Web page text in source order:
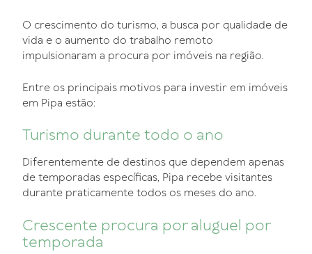
O crescimento do turismo, a busca por qualidade de
vida e o aumento do trabalho remoto
impulsionaram a procura por imóveis na região.
Entre os principais motivos para investir em imóveis
em Pipa estão:
Turismo durante todo o ano
Diferentemente de destinos que dependem apenas
de temporadas específicas, Pipa recebe visitantes
durante praticamente todos os meses do ano.
Crescente procura por aluguel por
temporada